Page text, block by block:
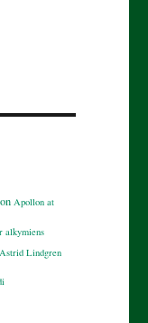
Apollon at
alkymiens
Astrid Lindgren